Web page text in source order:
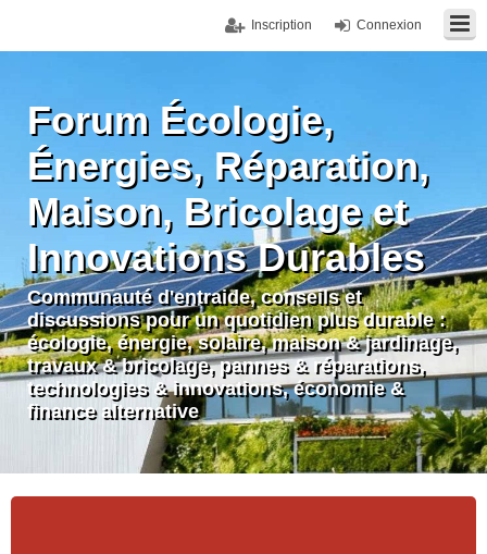
Connexion
Inscription
Forum Écologie,
Énergies, Réparation,
Maison, Bricolage et
Innovations Durables
Communauté d'entraide, conseils et
discussions pour un quotidien plus durable :
écologie, énergie, solaire, maison & jardinage,
travaux & bricolage, pannes & réparations,
technologies & innovations, économie &
finance alternative